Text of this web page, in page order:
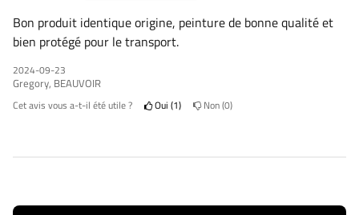
Bon produit identique origine, peinture de bonne qualité et
bien protégé pour le transport.
2024-09-23
Gregory, BEAUVOIR
Cet avis vous a-t-il été utile ? Oui 1 Non 0